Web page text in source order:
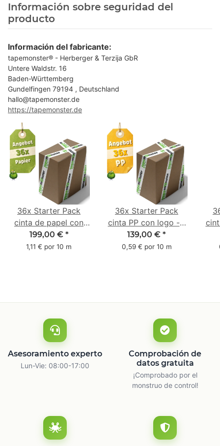
Información sobre seguridad del
producto
Información del fabricante:
tapemonster® - Herberger & Terzija GbR
Untere Waldstr. 16
Baden-Württemberg
Gundelfingen 79194 , Deutschland
hallo@tapemonster.de
https://tapemonster.de
36x Starter Pack
cinta de papel con
logo - 1 color - 50
mm x 50 m - caucho
199,00 € *
1,11 € por 10 m
36x Starter Pack
cinta PP con logo - 1
color - 48 mm x 66 m
139,00 € *
0,59 € por 10 m
m
Asesoramiento experto
Lun-Vie: 08:00-17:00
Comprobación de
datos gratuita
¡Comprobado por el
monstruo de control!